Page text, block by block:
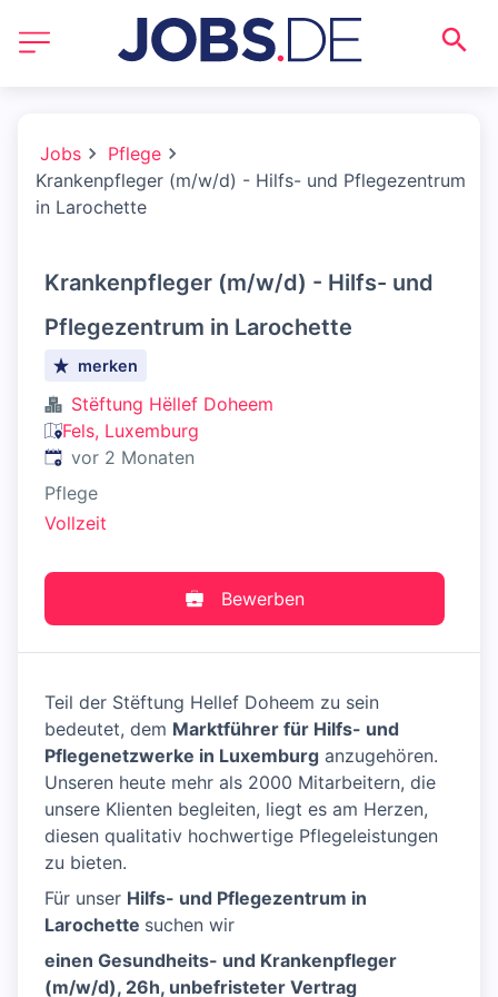
Jobs
Pflege
Krankenpfleger (m/w/d) - Hilfs- und Pflegezentrum
in Larochette
Krankenpfleger (m/w/d) - Hilfs- und
Pflegezentrum in Larochette
merken
Stëftung Hëllef Doheem
Fels, Luxemburg
Veröffentlicht:
vor 2 Monaten
Pflege
Vollzeit
Bewerben
Teil der Stëftung Hellef Doheem zu sein
bedeutet, dem Marktführer für Hilfs- und
Pflegenetzwerke in Luxemburg anzugehören.
Unseren heute mehr als 2000 Mitarbeitern, die
unsere Klienten begleiten, liegt es am Herzen,
diesen qualitativ hochwertige Pflegeleistungen
zu bieten.
Für unser Hilfs- und Pflegezentrum in
Larochette suchen wir
einen Gesundheits- und Krankenpfleger
(m/w/d), 26h, unbefristeter Vertrag